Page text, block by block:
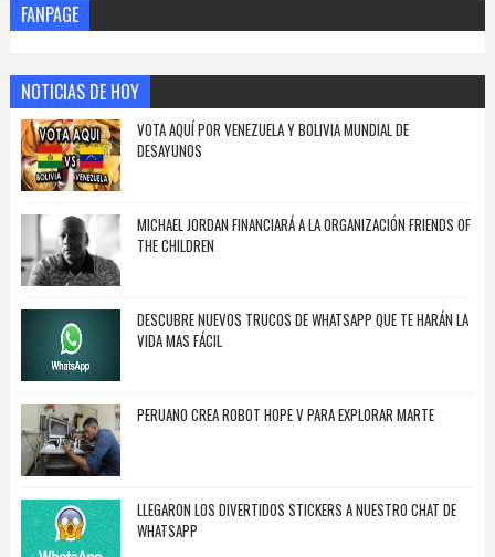
FANPAGE
NOTICIAS DE HOY
VOTA AQUÍ POR VENEZUELA Y BOLIVIA MUNDIAL DE
DESAYUNOS
MICHAEL JORDAN FINANCIARÁ A LA ORGANIZACIÓN FRIENDS OF
THE CHILDREN
DESCUBRE NUEVOS TRUCOS DE WHATSAPP QUE TE HARÁN LA
VIDA MAS FÁCIL
PERUANO CREA ROBOT HOPE V PARA EXPLORAR MARTE
LLEGARON LOS DIVERTIDOS STICKERS A NUESTRO CHAT DE
WHATSAPP